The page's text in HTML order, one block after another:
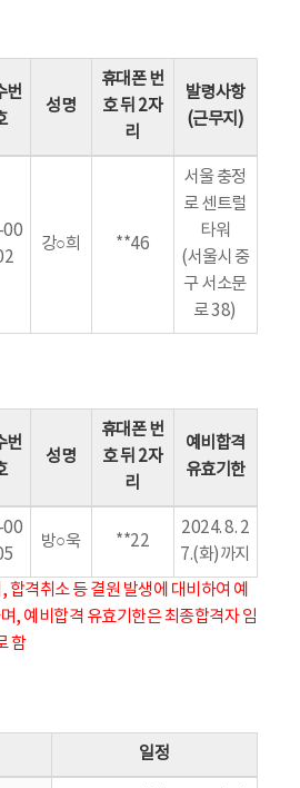
번
성명
휴대폰 번
호 뒤 2자
리
발령사항
(근무지)
00
강○희 **46
서울 충정
로 센트럴
타워
(서울시 중
구 서소문
로 38)
번
성명
휴대폰 번
호 뒤 2자
리
예비합격
유효기한
00
방○욱 **22
2024. 8. 2
7.(화)까지
격취소 등 결원 발생에 대비하여 예
, 예비합격 유효기한은 최종합격자 임
함
일정